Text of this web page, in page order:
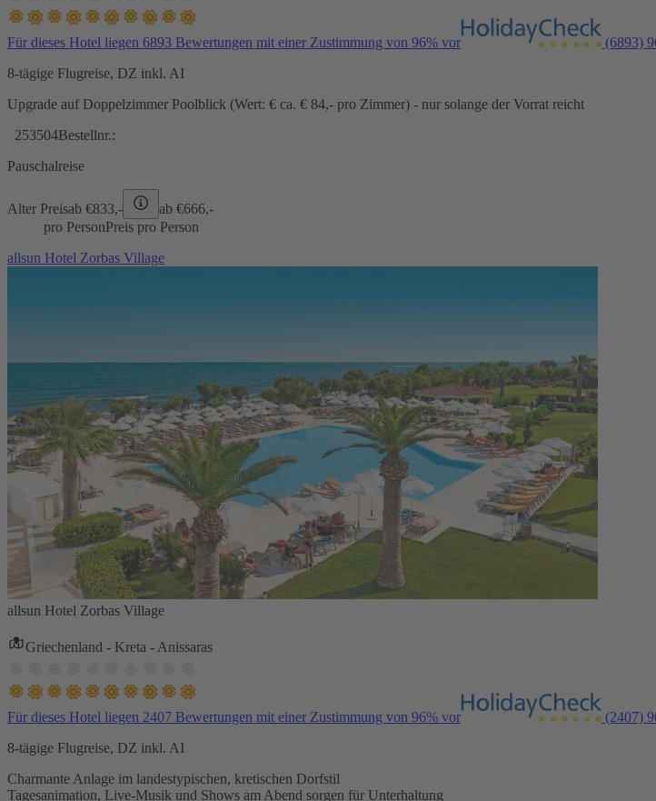
Für dieses Hotel liegen 6893 Bewertungen mit einer Zustimmung von 96% vor (6893)
8-tägige Flugreise, DZ inkl. AI
Upgrade auf Doppelzimmer Poolblick (Wert: € ca. € 84,- pro Zimmer) - nur solange der Vorrat reicht
253504Bestellnr.:
Pauschalreise
Alter Preisab €833,- ab €666,-
pro PersonPreis pro Person
allsun Hotel Zorbas Village
allsun Hotel Zorbas Village
Griechenland - Kreta - Anissaras
Für dieses Hotel liegen 2407 Bewertungen mit einer Zustimmung von 96% vor (2407)
8-tägige Flugreise, DZ inkl. AI
Charmante Anlage im landestypischen, kretischen Dorfstil
Tagesanimation, Live-Musik und Shows am Abend sorgen für Unterhaltung